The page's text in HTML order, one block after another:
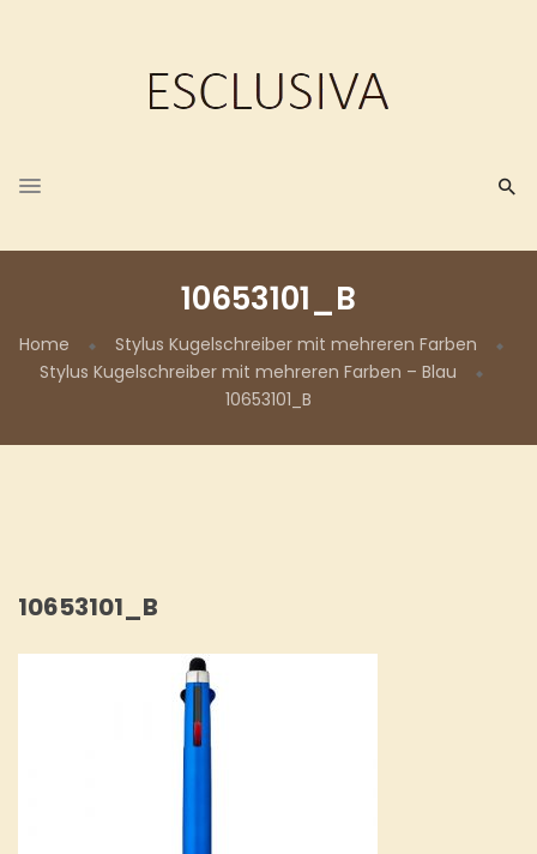
10653101_B
Home
Stylus Kugelschreiber mit mehreren Farben
Stylus Kugelschreiber mit mehreren Farben – Blau
10653101_B
10653101_B